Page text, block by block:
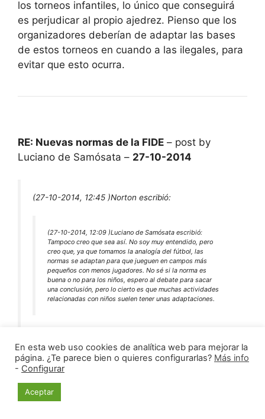
los torneos infantiles, lo único que conseguirá
es perjudicar al propio ajedrez. Pienso que los
organizadores deberían de adaptar las bases
de estos torneos en cuando a las ilegales, para
evitar que esto ocurra.
RE: Nuevas normas de la FIDE – post by
Luciano de Samósata – 27-10-2014
(27-10-2014, 12:45 )Norton escribió:
(27-10-2014, 12:09 )Luciano de Samósata escribió:
Tampoco creo que sea así. No soy muy entendido, pero
creo que, ya que tomamos la analogía del fútbol, las
normas se adaptan para que jueguen en campos más
pequeños con menos jugadores. No sé si la norma es
buena o no para los niños, espero al debate para sacar
una conclusión, pero lo cierto es que muchas actividades
relacionadas con niños suelen tener unas adaptaciones.
niño puede jugar contra un adulto sin problemas, no
como en el fútbol o baloncesto por motivos obvios.
Pero si por el bien del ajedrez infantil hay que jugar
haya caballos y quien coma el rey del rival gana,
adelante.
En esta web uso cookies de analítica web para mejorar la
página. ¿Te parece bien o quieres configurarlas? Más info
- Configurar
Aceptar